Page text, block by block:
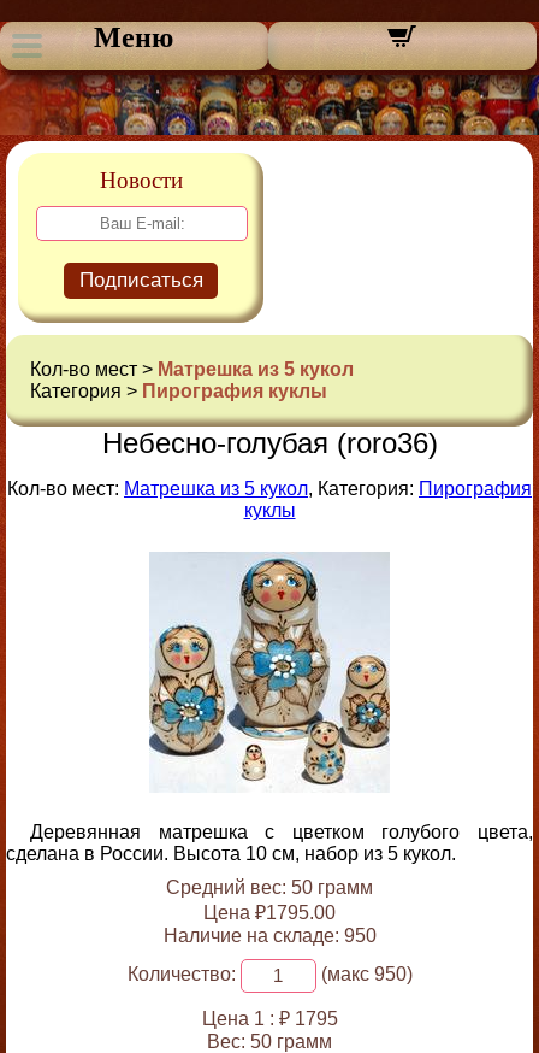
Меню
Новости
Подписаться
Кол-во мест > Матрешка из 5 кукол
Категория > Пирография куклы
Небесно-голубая (roro36)
Кол-во мест: Матрешка из 5 кукол, Категория: Пирография
куклы
Деревянная матрешка с цветком голубого цвета,
сделана в России. Высота 10 см, набор из 5 кукол.
Средний вес: 50 грамм
Цена ₽1795.00
Наличие на складе: 950
Количество:
(макс 950)
Цена 1 : ₽ 1795
Вес: 50 грамм